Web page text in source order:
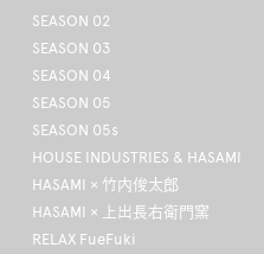
SEASON 02
SEASON 03
SEASON 04
SEASON 05
SEASON 05s
HOUSE INDUSTRIES & HASAMI
HASAMI × 竹内俊太郎
HASAMI × 上出長右衛門窯
RELAX FueFuki